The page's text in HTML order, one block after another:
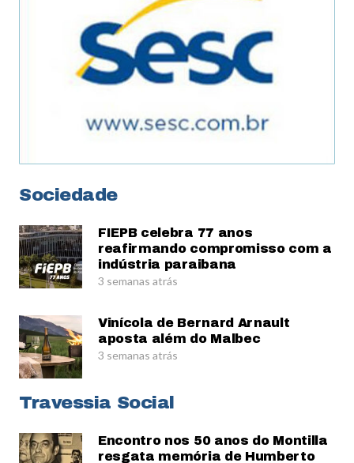
Sociedade
FIEPB celebra 77 anos
reafirmando compromisso com a
indústria paraibana
3 semanas atrás
Vinícola de Bernard Arnault
aposta além do Malbec
3 semanas atrás
Travessia Social
Encontro nos 50 anos do Montilla
resgata memória de Humberto